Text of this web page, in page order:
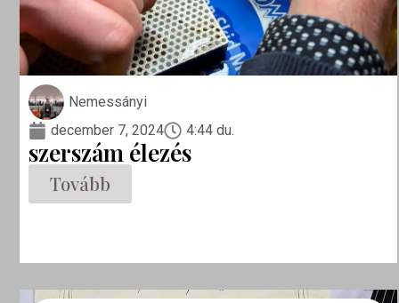
Nemessányi
december 7, 2024
4:44 du.
szerszám élezés
Tovább